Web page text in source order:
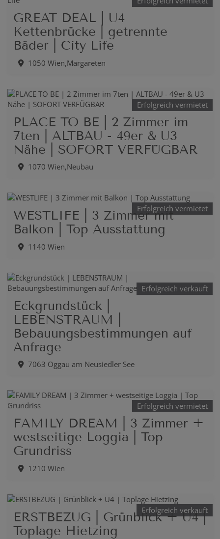
GREAT DEAL | U4
Kettenbrücke | getrennte
Bäder | City Life
1050 Wien,Margareten
Erfolgreich vermietet
PLACE TO BE | 2 Zimmer im
7ten | ALTBAU - 49er & U3
Nähe | SOFORT VERFÜGBAR
1070 Wien,Neubau
Erfolgreich vermietet
WESTLIFE | 3 Zimmer mit
Balkon | Top Ausstattung
1140 Wien
Erfolgreich verkauft
Eckgrundstück |
LEBENSTRAUM |
Bebauungsbestimmungen auf
Anfrage
7063 Oggau am Neusiedler See
Erfolgreich vermietet
FAMILY DREAM | 3 Zimmer +
westseitige Loggia | Top
Grundriss
1210 Wien
Erfolgreich verkauft
ERSTBEZUG | Grünblick + U4 |
Toplage Hietzing